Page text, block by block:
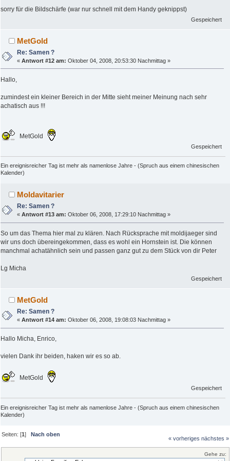
sorry für die Bildschärfe (war nur schnell mit dem Handy geknippst)
Gespeichert
MetGold
Re: Samen ?
«Antwort #12 am: Oktober 04, 2008, 20:53:30 Nachmittag »
Hallo,
zumindest ein kleiner Bereich in der Mitte sieht meiner Meinung nach sehr
achatisch aus !!!
MetGold
Gespeichert
Ein ereignisreicher Tag ist mehr als namenlose Jahre - (Spruch aus einem chinesischen
Kalender)
Moldavitarier
Re: Samen ?
«Antwort #13 am: Oktober 06, 2008, 17:29:10 Nachmittag »
So um das Thema hier mal zu klären. Nach Rücksprache mit moldijaeger sind
wir uns doch übereingekommen, dass es wohl ein Hornstein ist. Die können
manchmal achatähnlich sein und passen ganz gut zu dem Stück von dir Peter
Lg Micha
Gespeichert
MetGold
Re: Samen ?
«Antwort #14 am: Oktober 06, 2008, 19:08:03 Nachmittag »
Hallo Micha, Enrico,
vielen Dank ihr beiden, haken wir es so ab.
MetGold
Gespeichert
Ein ereignisreicher Tag ist mehr als namenlose Jahre - (Spruch aus einem chinesischen
Kalender)
Seiten: [1]Nach oben
« vorheriges nächstes »
Gehe zu: